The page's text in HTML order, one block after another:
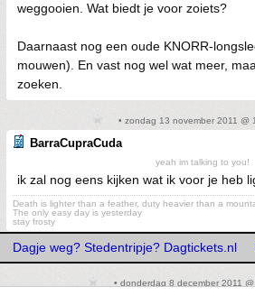
weggooien. Wat biedt je voor zoiets?
Daarnaast nog een oude KNORR-
mouwen). En vast nog wel wat meer,
zoeken.
• zondag 13 november 2011 @
BarraCupraCuda
yeah im talking to you!
ik zal nog eens kijken wat ik voor je heb
Death is lighter than a feather, duty heavier than a
The only easy day is yesterday
stay frosty
Dagje weg? Stedentripje? Dagtickets.nl
• donderdag 8 december 2011